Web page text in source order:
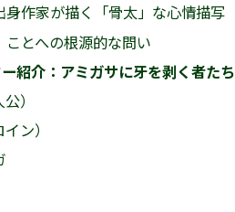
身作家が描く「骨太」な心情描写
ことへの根源的な問い
紹介：アミガサに牙を剥く者たち
）
ン）